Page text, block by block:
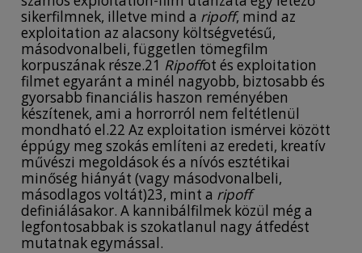
sikerfilmnek, illetve mind a ripoff, mind az
exploitation az alacsony költségvetésű,
másodvonalbeli, független tömegfilm
korpuszának része.21 Ripoffot és exploitation
filmet egyaránt a minél nagyobb, biztosabb és
gyorsabb financiális haszon reményében
készítenek, ami a horrorról nem feltétlenül
mondható el.22 Az exploitation ismérvei között
éppúgy meg szokás említeni az eredeti, kreatív
művészi megoldások és a nívós esztétikai
minőség hiányát (vagy másodvonalbeli,
másodlagos voltát)23, mint a ripoff
definiálásakor. A kannibálfilmek közül még a
legfontosabbak is szokatlanul nagy átfedést
mutatnak egymással.